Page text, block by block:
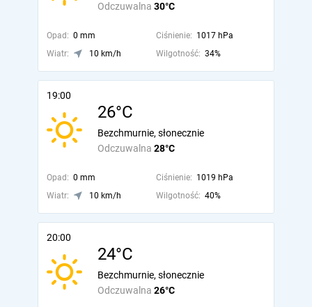
Odczuwalna 30°C
Opad: 0 mm Ciśnienie: 1017 hPa
Wiatr:
10 km/h Wilgotność: 34%
19:00
26°C
Odczuwalna 28°C
Bezchmurnie, słonecznie
Opad: 0 mm Ciśnienie: 1019 hPa
Wiatr:
10 km/h Wilgotność: 40%
20:00
24°C
Odczuwalna 26°C
Bezchmurnie, słonecznie